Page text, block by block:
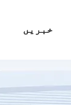
خبریں